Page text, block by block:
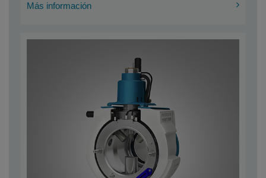
Más información